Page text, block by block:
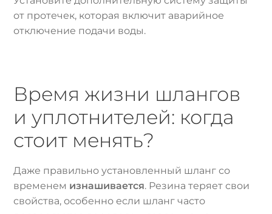
от протечек, которая включит аварийное
отключение подачи воды.
Время жизни шлангов
и уплотнителей: когда
стоит менять?
Даже правильно установленный шланг со
временем изнашивается. Резина теряет свои
свойства, особенно если шланг часто